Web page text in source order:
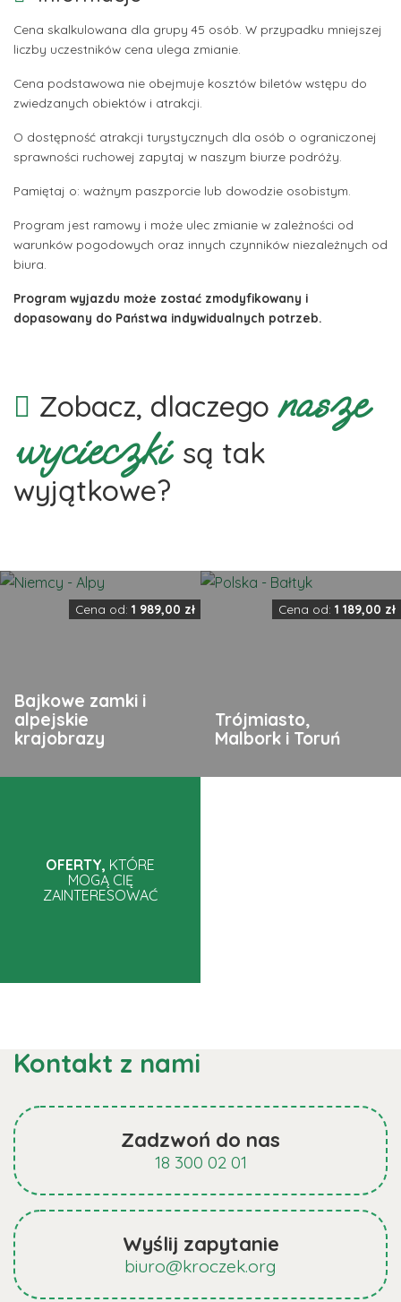
Cena skalkulowana dla grupy 45 osób. W przypadku mniejszej
liczby uczestników cena ulega zmianie.
Cena podstawowa nie obejmuje kosztów biletów wstępu do
zwiedzanych obiektów i atrakcji.
O dostępność atrakcji turystycznych dla osób o ograniczonej
sprawności ruchowej zapytaj w naszym biurze podróży.
Pamiętaj o: ważnym paszporcie lub dowodzie osobistym.
Program jest ramowy i może ulec zmianie w zależności od
warunków pogodowych oraz innych czynników niezależnych od
biura.
Program wyjazdu może zostać zmodyfikowany i
dopasowany do Państwa indywidualnych potrzeb.
Zobacz, dlaczego nasze
wycieczki są tak
wyjątkowe?
Bajkowe zamki i
alpejskie
krajobrazy
Cena od: 1 989,00 zł
Trójmiasto,
Malbork i Toruń
Cena od: 1 189,00 zł
OFERTY, KTÓRE
MOGĄ CIĘ
ZAINTERESOWAĆ
Kontakt z nami
Zadzwoń do nas
18 300 02 01
Wyślij zapytanie
biuro@kroczek.org